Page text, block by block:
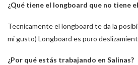
¿Qué tiene el longboard que no tiene
Tecnicamente el longboard te da la
mi gusto) Longboard es puro
¿Por qué estás trabajando en Salinas?